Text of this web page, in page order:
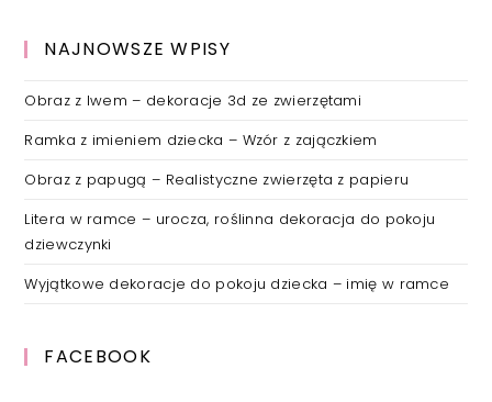
NAJNOWSZE WPISY
Obraz z lwem – dekoracje 3d ze zwierzętami
Ramka z imieniem dziecka – Wzór z zajączkiem
Obraz z papugą – Realistyczne zwierzęta z papieru
Litera w ramce – urocza, roślinna dekoracja do pokoju
dziewczynki
Wyjątkowe dekoracje do pokoju dziecka – imię w ramce
FACEBOOK